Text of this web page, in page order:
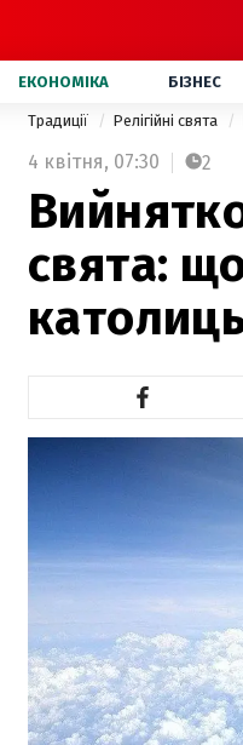
ЕКОНОМІКА БІЗНЕС
Традиції Релігійні свята
4 квітня, 07:30 2
свята: